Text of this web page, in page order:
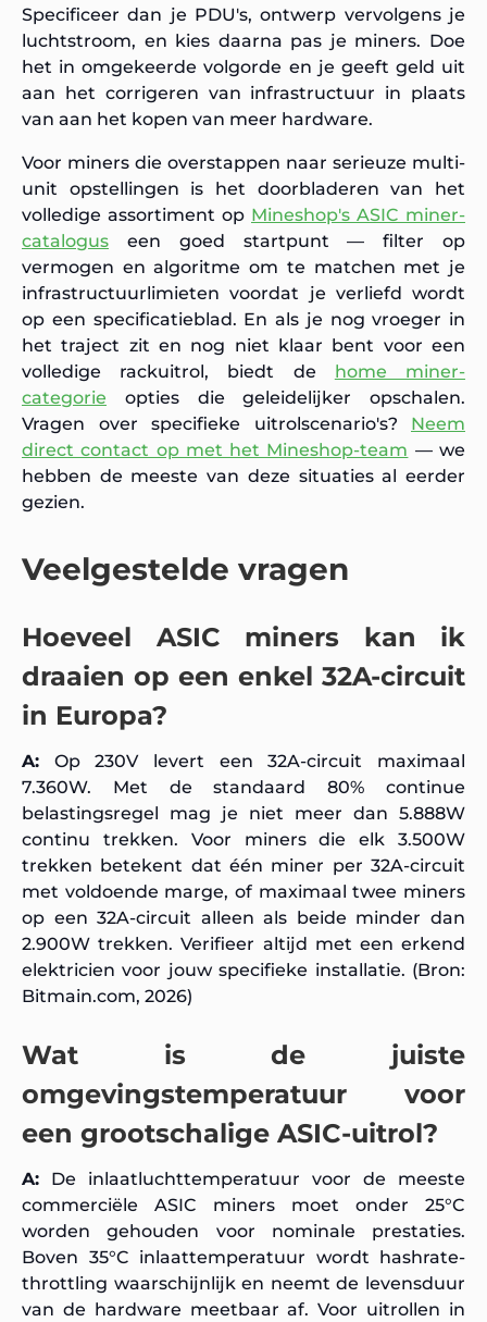
Specificeer dan je PDU's, ontwerp vervolgens je
luchtstroom, en kies daarna pas je miners. Doe
het in omgekeerde volgorde en je geeft geld uit
aan het corrigeren van infrastructuur in plaats
van aan het kopen van meer hardware.
Voor miners die overstappen naar serieuze multi-
unit opstellingen is het doorbladeren van het
volledige assortiment op Mineshop's ASIC miner-
catalogus een goed startpunt — filter op
vermogen en algoritme om te matchen met je
infrastructuurlimieten voordat je verliefd wordt
op een specificatieblad. En als je nog vroeger in
het traject zit en nog niet klaar bent voor een
volledige rackuitrol, biedt de home miner-
categorie opties die geleidelijker opschalen.
Vragen over specifieke uitrolscenario's? Neem
direct contact op met het Mineshop-team — we
hebben de meeste van deze situaties al eerder
gezien.
Veelgestelde vragen
Hoeveel ASIC miners kan ik
draaien op een enkel 32A-circuit
in Europa?
A: Op 230V levert een 32A-circuit maximaal
7.360W. Met de standaard 80% continue
belastingsregel mag je niet meer dan 5.888W
continu trekken. Voor miners die elk 3.500W
trekken betekent dat één miner per 32A-circuit
met voldoende marge, of maximaal twee miners
op een 32A-circuit alleen als beide minder dan
2.900W trekken. Verifieer altijd met een erkend
elektricien voor jouw specifieke installatie. (Bron:
Bitmain.com, 2026)
Wat is de juiste
omgevingstemperatuur voor
een grootschalige ASIC-uitrol?
A: De inlaatluchttemperatuur voor de meeste
commerciële ASIC miners moet onder 25°C
worden gehouden voor nominale prestaties.
Boven 35°C inlaattemperatuur wordt hashrate-
throttling waarschijnlijk en neemt de levensduur
van de hardware meetbaar af. Voor uitrollen in